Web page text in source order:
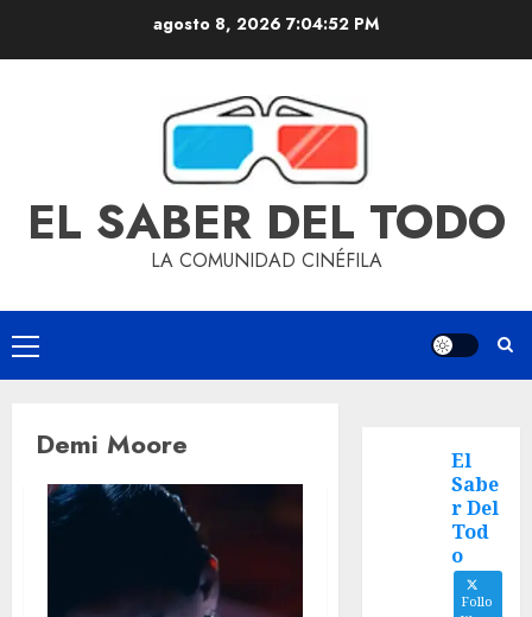
agosto 8, 2026 7:04:52 PM
EL SABER DEL TODO
LA COMUNIDAD CINÉFILA
Demi Moore
El
Sabe
r Del
Tod
o
Follo